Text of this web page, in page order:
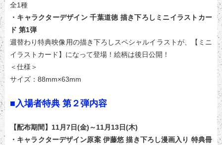
全1種
・キャラクターデザイン 千葉道徳 描き下ろしミニイラストカー
ド 第1弾
週替わり特典映像用の描き下ろしスペシャルイラストが、【ミニ
イラストカード】になって登場！絵柄は後日公開！
＜仕様＞
サイズ：88mm×63mm
■入場者特典 第２弾内容
【配布期間】11月7日(金)～11月13日(木)
・キャラクターデザイン原案 伊藤悠 描き下ろし漫画入り 特典冊